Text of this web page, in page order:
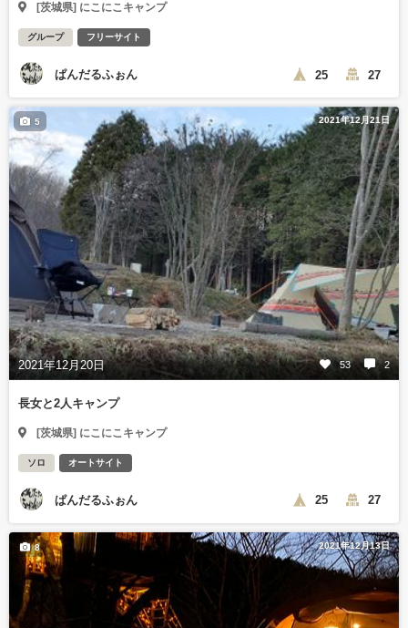
[茨城県] にこにこキャンプ
グループ フリーサイト
ぱんだるふぉん 25 27
2021年12月21日
2021年12月20日 53 2
5
長女と2人キャンプ
[茨城県] にこにこキャンプ
ソロ オートサイト
ぱんだるふぉん 25 27
2021年12月13日
8